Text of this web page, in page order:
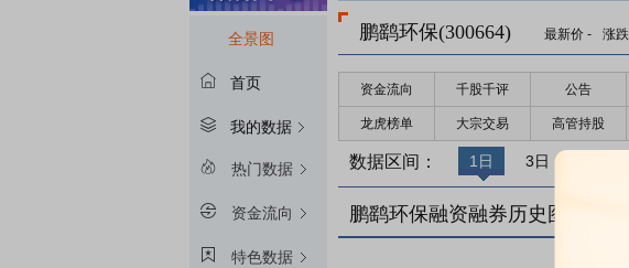
全景图
首页
我的数据
热门数据
资金流向
特色数据
鹏鹞环保(300664) 最新价 - 涨跌
资金流向 千股千评 公告
龙虎榜单 大宗交易 高管持股
数据区间： 1日 3日
鹏鹞环保融资融券历史图(